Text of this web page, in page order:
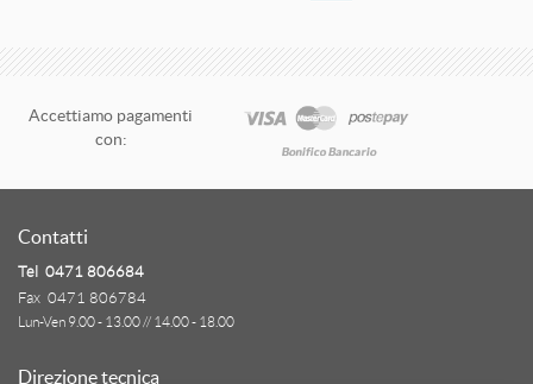
Accettiamo pagamenti
con:
Contatti
Tel 0471 806684
Fax 0471 806784
Lun-Ven 9.00 - 13.00 // 14.00 - 18.00
Direzione tecnica